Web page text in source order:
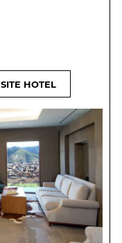
SITE HOTEL